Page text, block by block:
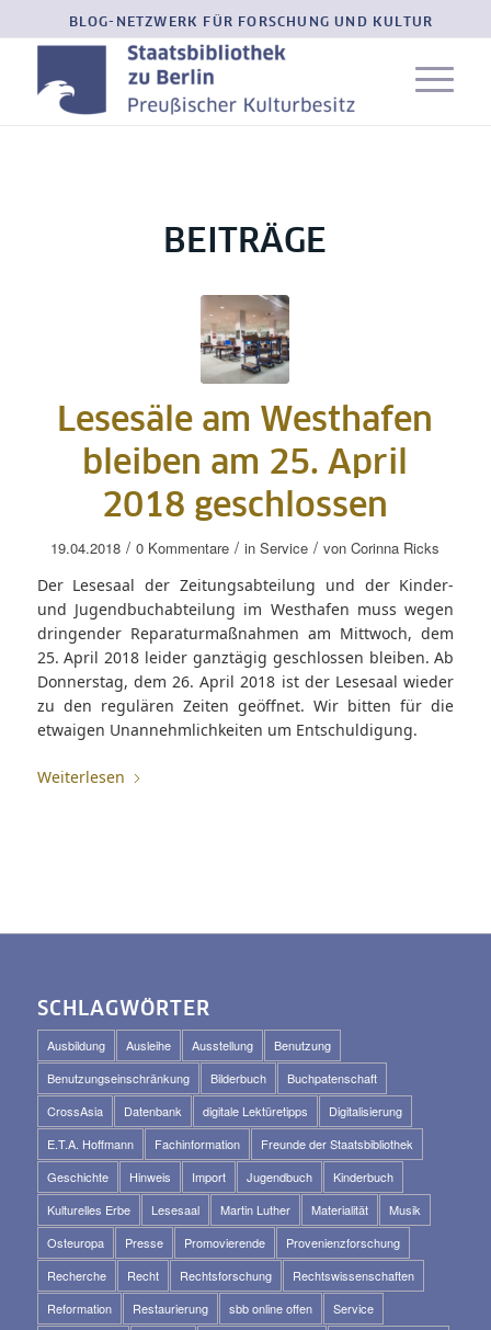
BLOG-NETZWERK FÜR FORSCHUNG UND KULTUR
BEITRÄGE
Lesesäle am Westhafen
bleiben am 25. April
2018 geschlossen
19.04.2018 / 0 Kommentare / inService / vonCorinna Ricks
Der Lesesaal der Zeitungsabteilung und der Kinder-
und Jugendbuchabteilung im Westhafen muss wegen
dringender Reparaturmaßnahmen am Mittwoch, dem
25. April 2018 leider ganztägig geschlossen bleiben. Ab
Donnerstag, dem 26. April 2018 ist der Lesesaal wieder
zu den regulären Zeiten geöffnet. Wir bitten für die
etwaigen Unannehmlichkeiten um Entschuldigung.
Weiterlesen
SCHLAGWÖRTER
Ausbildung Ausleihe Ausstellung
Benutzung
Benutzungseinschränkung
Bilderbuch
Buchpatenschaft
CrossAsia
Datenbank digitale Lektüretipps
Digitalisierung
E.T.A. Hoffmann
Fachinformation
Freunde der Staatsbibliothek
Geschichte
Hinweis Import Jugendbuch
Kinderbuch
Kulturelles Erbe
Lesesaal Martin Luther Materialität
Musik
Osteuropa
Presse Promovierende
Provenienzforschung
Recherche
Recht Rechtsforschung
Rechtswissenschaften
Reformation
Restaurierung sbb online offen
Service